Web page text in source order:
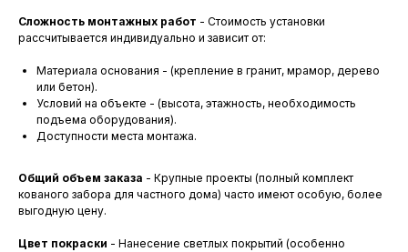
Сложность монтажных работ - Стоимость установки
рассчитывается индивидуально и зависит от:
Материала основания - (крепление в гранит, мрамор, дерево
или бетон).
Условий на объекте - (высота, этажность, необходимость
подъема оборудования).
Доступности места монтажа.
Общий объем заказа - Крупные проекты (полный комплект
кованого забора для частного дома) часто имеют особую, более
выгодную цену.
Цвет покраски - Нанесение светлых покрытий (особенно